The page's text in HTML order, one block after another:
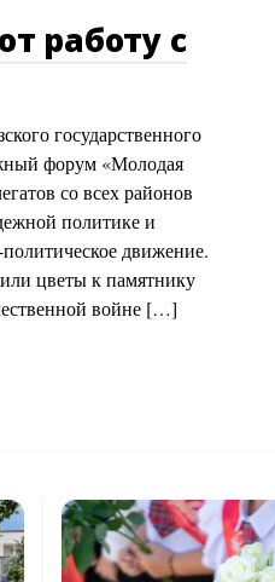
работу с
государственного
форум «Молодая
со всех районов
политике и
движение.
цветы к памятнику
войне […]